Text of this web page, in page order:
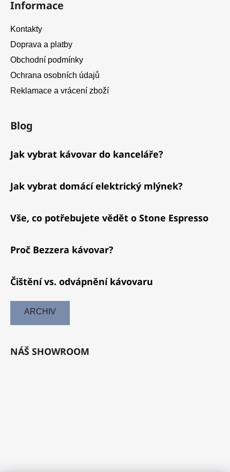
Informace
Kontakty
Doprava a platby
Obchodní podmínky
Ochrana osobních údajů
Reklamace a vrácení zboží
Blog
Jak vybrat kávovar do kanceláře?
Jak vybrat domácí elektrický mlýnek?
Vše, co potřebujete vědět o Stone Espresso
Proč Bezzera kávovar?
Čištění vs. odvápnění kávovaru
ARCHIV
NÁŠ SHOWROOM